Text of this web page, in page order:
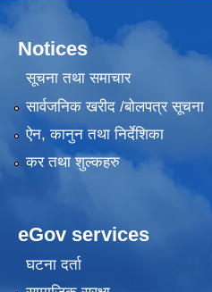
Notices
सूचना तथा समाचार
सार्वजनिक खरीद /बोलपत्र सूचना
ऐन, कानुन तथा निर्देशिका
कर तथा शुल्कहरु
eGov services
घटना दर्ता